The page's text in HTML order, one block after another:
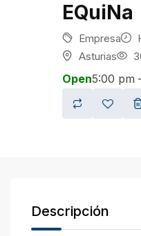
EQuiNa
Empresa
Asturias
Open5:00 pm
Descripción